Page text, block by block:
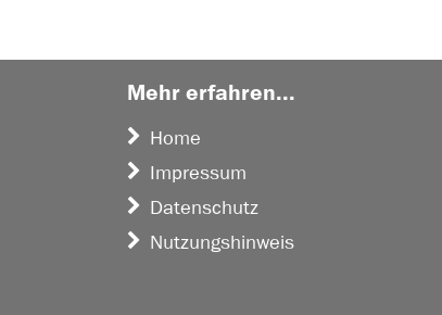
Mehr erfahren...
Home
Impressum
Datenschutz
Nutzungshinweis